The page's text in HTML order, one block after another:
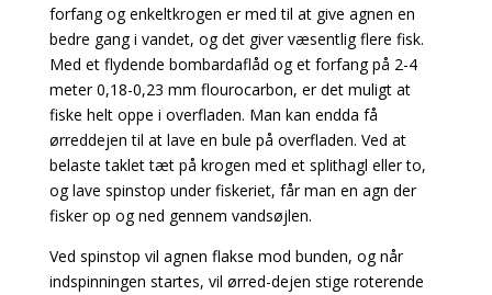
forfang og enkeltkrogen er med til at give agnen en
bedre gang i vandet, og det giver væsentlig flere fisk.
Med et flydende bombardaflåd og et forfang på 2-4
meter 0,18-0,23 mm flourocarbon, er det muligt at
fiske helt oppe i overfladen. Man kan endda få
ørreddejen til at lave en bule på overfladen. Ved at
belaste taklet tæt på krogen med et splithagl eller to,
og lave spinstop under fiskeriet, får man en agn der
fisker op og ned gennem vandsøjlen.
Ved spinstop vil agnen flakse mod bunden, og når
indspinningen startes, vil ørred-dejen stige roterende